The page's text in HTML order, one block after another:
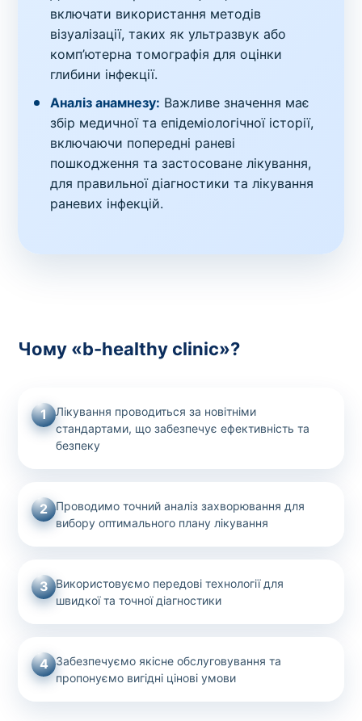
включати використання методів
візуалізації, таких як ультразвук або
комп’ютерна томографія для оцінки
глибини інфекції.
Аналіз анамнезу: Важливе значення має
збір медичної та епідеміологічної історії,
включаючи попередні раневі
пошкодження та застосоване лікування,
для правильної діагностики та лікування
раневих інфекцій.
Чому «b-healthy clinic»?
1
Лікування проводиться за новітніми
стандартами, що забезпечує ефективність та
безпеку
2
Проводимо точний аналіз захворювання для
вибору оптимального плану лікування
3 Використовуємо передові технології для
швидкої та точної діагностики
4 Забезпечуємо якісне обслуговування та
пропонуємо вигідні цінові умови